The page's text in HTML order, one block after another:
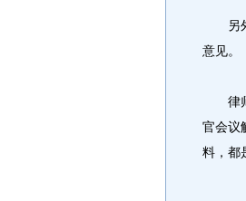
另外
意见。
律师
官会议
料，都